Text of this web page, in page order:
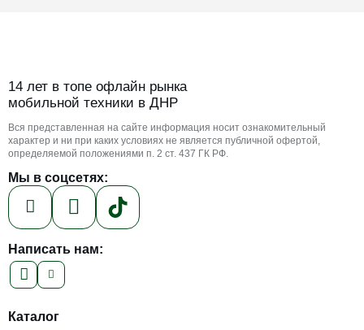
14 лет в топе офлайн рынка
мобильной техники в ДНР
Вся представленная на сайте информация носит ознакомительный
характер и ни при каких условиях не является публичной офертой,
определяемой положениями п. 2 ст. 437 ГК РФ.
Мы в соцсетях:
Написать нам:
Каталог